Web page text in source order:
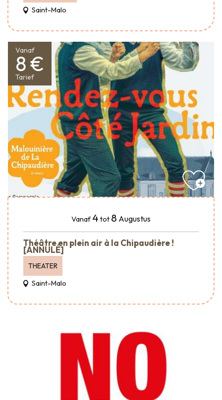
Saint-Malo
Vanaf
8 €
Tarief
Vanaf4 tot 8 Augustus
Théâtre en plein air à la Chipaudière !
[ANNULÉ]
THEATER
Saint-Malo